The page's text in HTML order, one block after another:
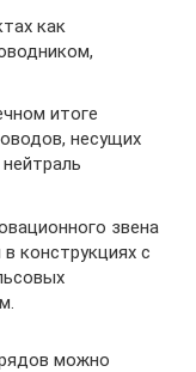
как
итоге
несущих
звена
конструкциях с
можно